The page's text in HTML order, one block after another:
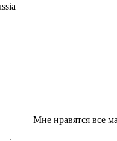
Мне нравятся все